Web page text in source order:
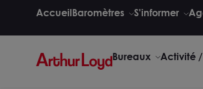
AccueilBaromètres S'informer
Bureaux Activité /